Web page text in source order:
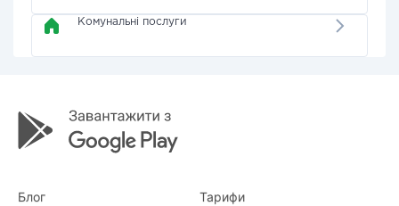
Комунальні послуги
Блог Тарифи